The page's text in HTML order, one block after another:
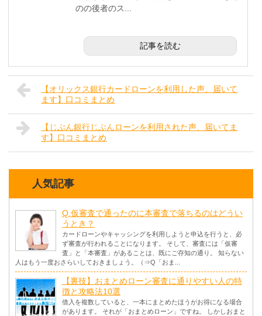
のの後者のス...
記事を読む
【オリックス銀行カードローンを利用した声、届いて
ます】口コミまとめ
【じぶん銀行じぶんローンを利用された声、届いてま
す】口コミまとめ
人気記事
Q.仮審査で通ったのに本審査で落ちるのはどうい
うとき？
カードローンやキャッシングを利用しようと申込を行うと、必
ず審査が行われることになります。 そして、審査には「仮審
査」と「本審査」があることは、既にご存知の通り。 知らない
人はもう一度おさらいしておきましょう。（⇒Q「おま...
【裏技】おまとめローン審査に通りやすい人の特
徴と攻略法10選
借入を複数していると、一本にまとめたほうがお得になる場合
があります。 それが「おまとめローン」ですね。 しかしおまと